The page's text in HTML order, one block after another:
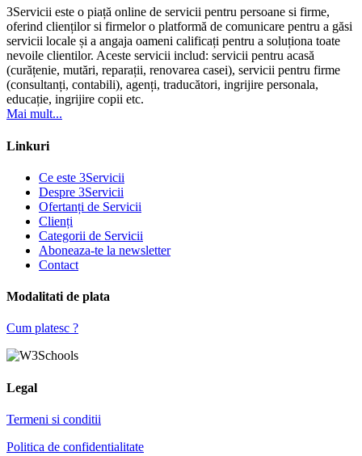
3Servicii este o piață online de servicii pentru persoane si firme,
oferind clienților si firmelor o platformă de comunicare pentru a găsi
servicii locale și a angaja oameni calificați pentru a soluționa toate
nevoile clientilor. Aceste servicii includ: servicii pentru acasă
(curățenie, mutări, reparații, renovarea casei), servicii pentru firme
(consultanți, contabili), agenți, traducători, ingrijire personala,
educație, ingrijire copii etc.
Mai mult...
Linkuri
Ce este 3Servicii
Despre 3Servicii
Ofertanți de Servicii
Clienți
Categorii de Servicii
Aboneaza-te la newsletter
Contact
Modalitati de plata
Cum platesc ?
Legal
Termeni si conditii
Politica de confidentialitate